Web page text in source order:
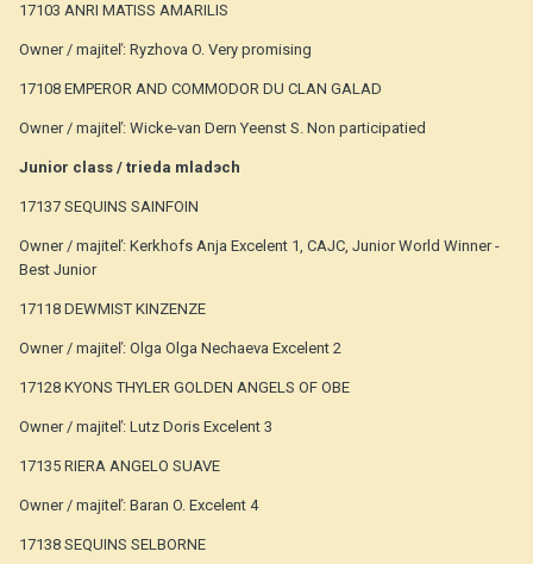
17103 ANRI MATISS AMARILIS
Owner / majiteľ: Ryzhova O. Very promising
17108 EMPEROR AND COMMODOR DU CLAN GALAD
Owner / majiteľ: Wicke-van Dern Yeenst S. Non participatied
Junior class / trieda mladэch
17137 SEQUINS SAINFOIN
Owner / majiteľ: Kerkhofs Anja Excelent 1, CAJC, Junior World Winner -
Best Junior
17118 DEWMIST KINZENZE
Owner / majiteľ: Olga Olga Nechaeva Excelent 2
17128 KYONS THYLER GOLDEN ANGELS OF OBE
Owner / majiteľ: Lutz Doris Excelent 3
17135 RIERA ANGELO SUAVE
Owner / majiteľ: Baran O. Excelent 4
17138 SEQUINS SELBORNE